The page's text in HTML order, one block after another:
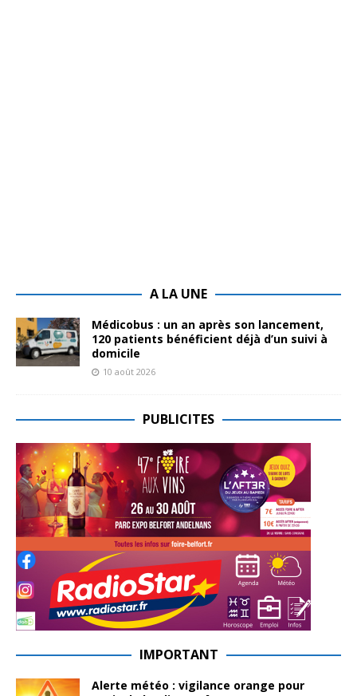
A LA UNE
Médicobus : un an après son lancement,
120 patients bénéficient déjà d’un suivi à
domicile
10 août 2026
PUBLICITES
IMPORTANT
Alerte météo : vigilance orange pour